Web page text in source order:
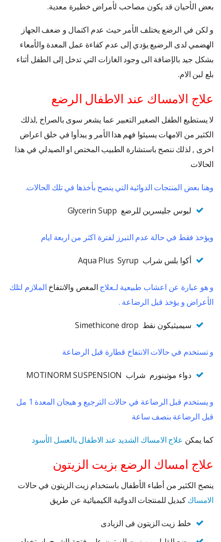
بعض الأحيان قد يكون مصاحب لأمراض خطيرة معدية.
و لكن في الرضع يختلف الأمر حيث عدم اكتمال و ضعف الجهاز
الهضمي لدى الرضيع يؤدي إلى عدم كفاءة عمل المعدة والأمعاء
بشكل جيد بالإضافة الى وجود الغازات التي تدخل إلى الطفل أثناء
بلع لبن الام.
علاج الامساك عند الاطفال الرضع
لا يستطيع الطفل الصغير التعبير عما يشعر سوى بالصراخ ,لذلك
الكثير من الامهات يسيئوا فهم هذا الأمر و يبدأوا في خلق اعراض
اخرى , لذلك ننصح باستشارة الطبيب المختص او الصيدلي في هذا
الحالات
وهنا بعض المنتجات الدوائية التي ينصح بأخذها في تلك الحالات.
لبوس جليسرين للرضع Glycerin Supp
ويؤخذ فقط في حالة عدم التبرز لفترة اكثر من اربعة ايام
أكوا بلس شراب Aqua Plus Syrup
و هو عبارة عن اعشاب طبيعية لـعلاج المغص والانتفاخ الملازم لتلك
الأعراض و يؤخذ قبل الرضاعة .
سيميثيكون نقط Simethicone drop
و تستخدم في حالات الانتفاخ قطارة قبل الرضاعة
دواء موتينورم شراب MOTINORM SUSPENSION
و يستخدم قبل الرضاعة في حالات الترجيع و هيجان المعدة 1 مل
قبل الرضاعة بنصف ساعة
كما يمكن علاج الامساك الشديد عند الاطفال بالعسل الأسود
علاج امساك الرضع بزيت الزيتون
ينصح الكثير من أطباء الأطفال باستخدام زيت الزيتون في حالات
الامساككبديل للمنتجات الدوائية الكيميائية عن طريق
خلط زيت الزيتون فى الزبادى